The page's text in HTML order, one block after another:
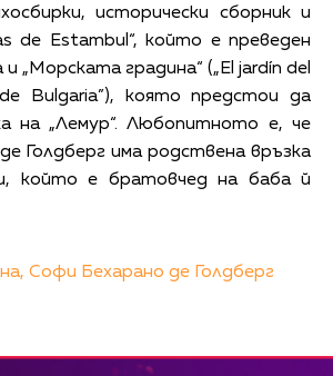
исторически сборник и
de Estambul“, който е преведен
и „Морската градина“ („El jardín del
Bulgaria”), която предстои да
на „Лемур“. Любопитното е, че
Голдберг има родствена връзка
който е братовчед на баба й
Софи Бехарано де Голдберг